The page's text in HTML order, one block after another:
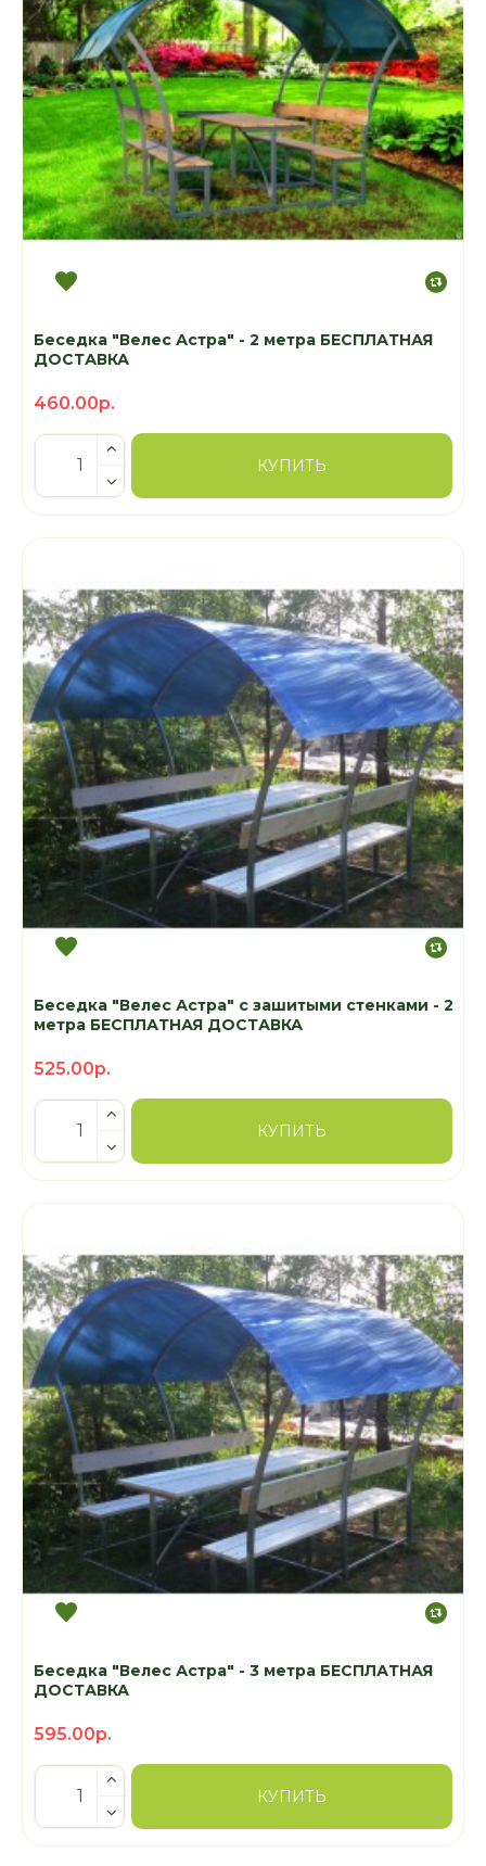
Беседка "Велес Астра" - 2 метра БЕСПЛАТНАЯ
ДОСТАВКА
460.00р.
КУПИТЬ
Беседка "Велес Астра" с зашитыми стенками - 2
метра БЕСПЛАТНАЯ ДОСТАВКА
525.00р.
КУПИТЬ
Беседка "Велес Астра" - 3 метра БЕСПЛАТНАЯ
ДОСТАВКА
595.00р.
КУПИТЬ